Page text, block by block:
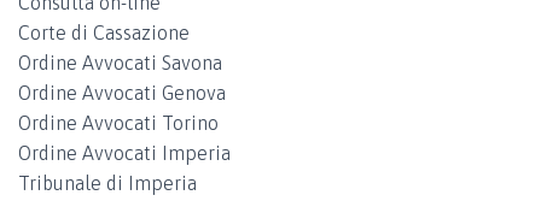
Corte di Cassazione
Ordine Avvocati Savona
Ordine Avvocati Genova
Ordine Avvocati Torino
Ordine Avvocati Imperia
Tribunale di Imperia